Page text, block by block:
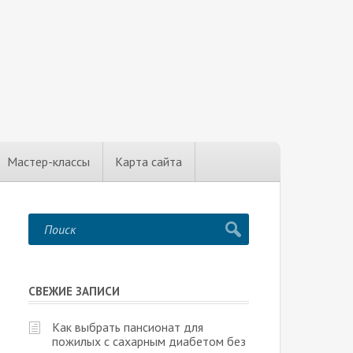
Мастер-классы Карта сайта
СВЕЖИЕ ЗАПИСИ
Как выбрать пансионат для
пожилых с сахарным диабетом без